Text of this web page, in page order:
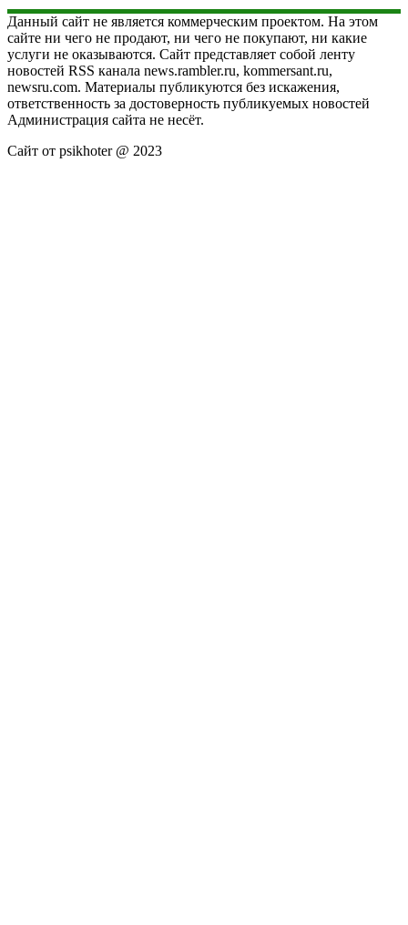
Данный сайт не является коммерческим проектом. На этом
сайте ни чего не продают, ни чего не покупают, ни какие
услуги не оказываются. Сайт представляет собой ленту
новостей RSS канала news.rambler.ru, kommersant.ru,
newsru.com. Материалы публикуются без искажения,
ответственность за достоверность публикуемых новостей
Администрация сайта не несёт.
Сайт от psikhoter @ 2023